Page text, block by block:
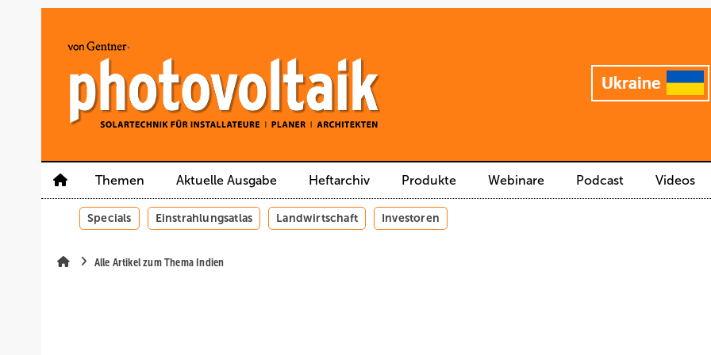
Themen Aktuelle Ausgabe Heftarchiv Produkte Webinare Podcast Videos
Specials Einstrahlungsatlas Landwirtschaft Investoren
Alle Artikel zum Thema Indien